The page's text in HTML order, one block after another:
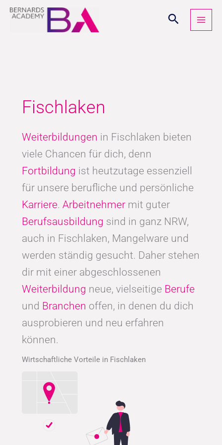
Zum
Inhalt
Fischlaken
Weiterbildungen in Fischlaken bieten
viele Chancen für dich, denn
Fortbildung ist heutzutage essenziell
für unsere berufliche und persönliche
Karriere. Arbeitnehmer mit guter
Berufsausbildung sind in ganz NRW,
auch in Fischlaken, Mangelware und
werden ständig gesucht. Daher stehen
dir mit einer abgeschlossenen
Weiterbildung neue, vielseitige Berufe
und Branchen offen, in denen du dich
ausprobieren und neu erfahren
können.
Wirtschaftliche Vorteile in Fischlaken